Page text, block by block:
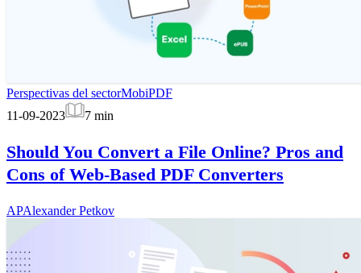
Perspectivas del sectorMobiPDF
11-09-2023
7 min
Should You Convert a File Online? Pros and
Cons of Web-Based PDF Converters
APAlexander Petkov